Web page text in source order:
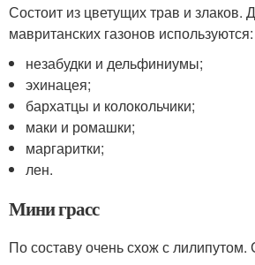
Состоит из цветущих трав и злаков.
мавританских газонов используются:
незабудки и дельфиниумы;
эхинацея;
бархатцы и колокольчики;
маки и ромашки;
маргаритки;
лен.
Мини грасс
По составу очень схож с лилипутом.